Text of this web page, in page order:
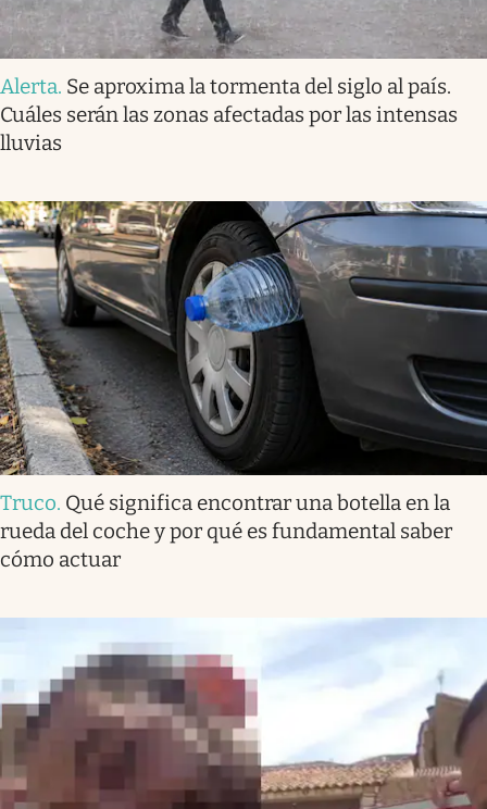
Alerta. Se aproxima la tormenta del siglo al país.
Cuáles serán las zonas afectadas por las intensas
lluvias
Truco. Qué significa encontrar una botella en la
rueda del coche y por qué es fundamental saber
cómo actuar